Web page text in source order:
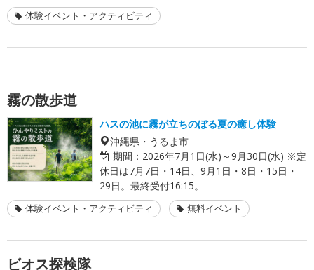
体験イベント・アクティビティ
霧の散歩道
ハスの池に霧が立ちのぼる夏の癒し体験
沖縄県・うるま市
期間： 2026年7月1日(水)～9月30日(水) ※定
休日は7月7日・14日、9月1日・8日・15日・
29日。最終受付16:15。
体験イベント・アクティビティ 無料イベント
ビオス探検隊